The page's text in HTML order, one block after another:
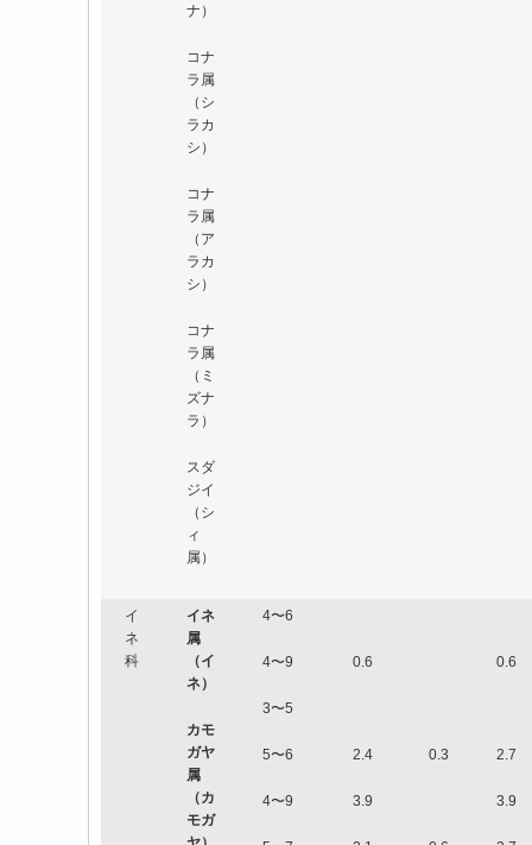
ナ）
コナ
ラ属
（シ
ラカ
シ）
コナ
ラ属
（ア
ラカ
シ）
コナ
ラ属
（ミ
ズナ
ラ）
スダ
ジイ
（シ
ィ
属）
イ
ネ
科
イネ
属
（イ
ネ）
カモ
ガヤ
属
（カ
モガ
4〜6
4〜9
3〜5
5〜6
4〜9
0.6
2.4
3.9
0.3
0.6
2.7
3.9